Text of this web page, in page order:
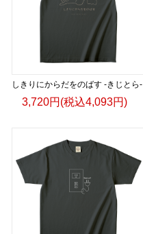
しきりにからだをのばす -きじとら-
3,720円(税込4,093円)